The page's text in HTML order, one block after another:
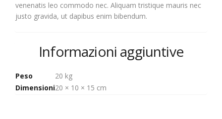
venenatis leo commodo nec. Aliquam tristique mauris nec
justo gravida, ut dapibus enim bibendum.
Informazioni aggiuntive
Peso
20 kg
Dimensioni20 × 10 × 15 cm